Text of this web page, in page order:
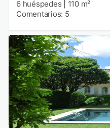
6 huéspedes
110 m²
Comentarios: 5